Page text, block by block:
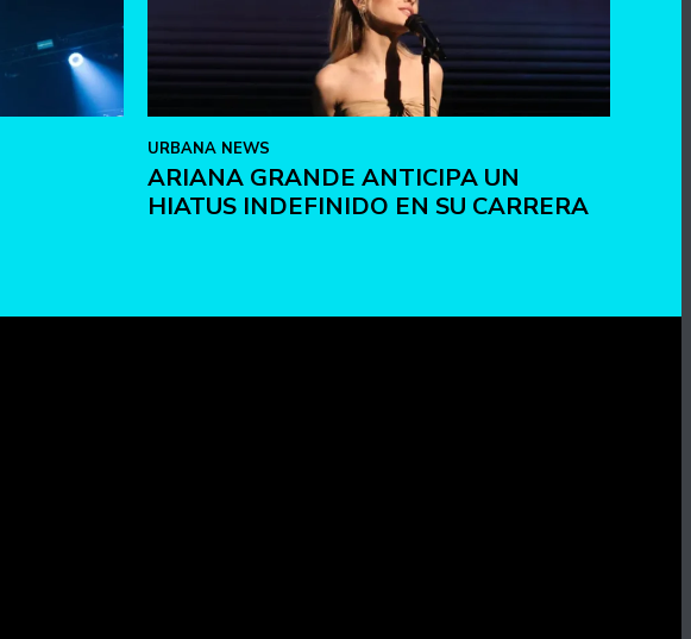
URBANA NEWS
ARIANA GRANDE ANTICIPA UN
HIATUS INDEFINIDO EN SU CARRERA